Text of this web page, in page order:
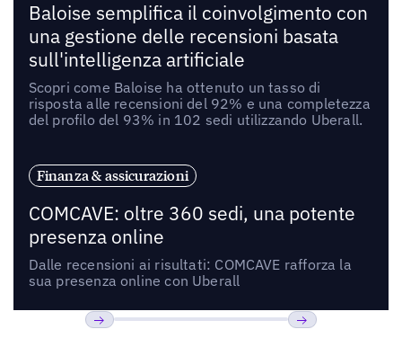
Baloise semplifica il coinvolgimento con
una gestione delle recensioni basata
sull'intelligenza artificiale
Scopri come Baloise ha ottenuto un tasso di
risposta alle recensioni del 92% e una completezza
del profilo del 93% in 102 sedi utilizzando Uberall.
Finanza & assicurazioni
COMCAVE: oltre 360 sedi, una potente
presenza online
Dalle recensioni ai risultati: COMCAVE rafforza la
sua presenza online con Uberall